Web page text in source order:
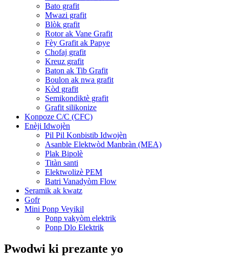
Bato grafit
Mwazi grafit
Blòk grafit
Rotor ak Vane Grafit
Fèy Grafit ak Papye
Chofaj grafit
Kreuz grafit
Baton ak Tib Grafit
Boulon ak nwa grafit
Kòd grafit
Semikondiktè grafit
Grafit silikonize
Konpoze C/C (CFC)
Enèji Idwojèn
Pil Pil Konbistib Idwojèn
Asanble Elektwòd Manbràn (MEA)
Plak Bipolè
Titàn santi
Elektwolizè PEM
Batri Vanadyòm Flow
Seramik ak kwatz
Gofr
Mini Ponp Veyikil
Ponp vakyòm elektrik
Ponp Dlo Elektrik
Pwodwi ki prezante yo